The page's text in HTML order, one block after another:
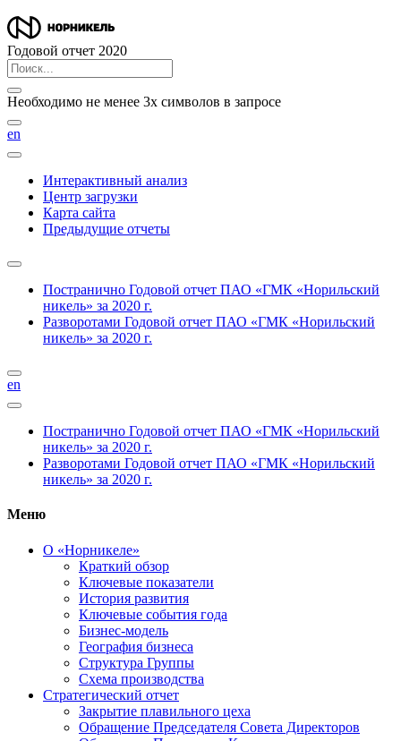
Годовой отчет 2020
Необходимо не менее 3х символов в запросе
en
Интерактивный анализ
Центр загрузки
Карта сайта
Предыдущие отчеты
Постранично Годовой отчет ПАО «ГМК «Норильский
никель» за 2020 г.
Разворотами Годовой отчет ПАО «ГМК «Норильский
никель» за 2020 г.
en
Постранично Годовой отчет ПАО «ГМК «Норильский
никель» за 2020 г.
Разворотами Годовой отчет ПАО «ГМК «Норильский
никель» за 2020 г.
Меню
О «Норникеле»
Краткий обзор
Ключевые показатели
История развития
Ключевые события года
Бизнес-модель
География бизнеса
Структура Группы
Схема производства
Стратегический отчет
Закрытие плавильного цеха
Обращение Председателя Совета Директоров